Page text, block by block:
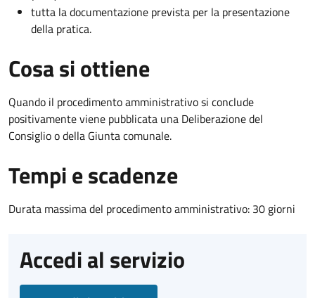
tutta la documentazione prevista per la presentazione
della pratica.
Cosa si ottiene
Quando il procedimento amministrativo si conclude
positivamente viene pubblicata una Deliberazione del
Consiglio o della Giunta comunale.
Tempi e scadenze
Durata massima del procedimento amministrativo: 30 giorni
Accedi al servizio